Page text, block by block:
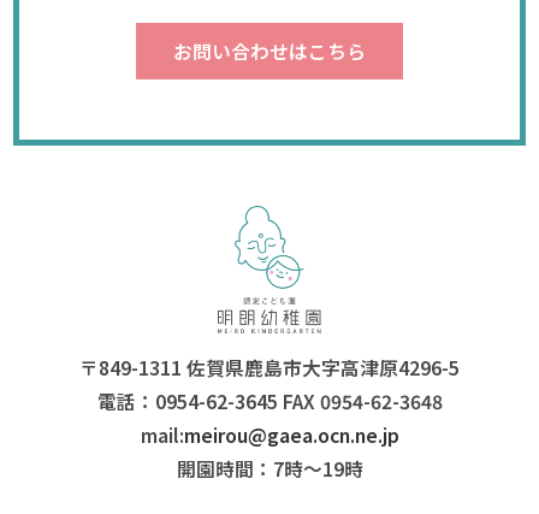
お問い合わせはこちら
〒849-1311 佐賀県鹿島市大字高津原4296-5
電話：0954-62-3645 FAX 0954-62-3648
mail:meirou@gaea.ocn.ne.jp
開園時間：7時〜19時